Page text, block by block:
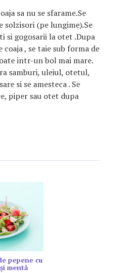
sa nu se sfarame.Se
solzisori (pe lungime).Se
si gogosarii la otet .Dupa
, se taie sub forma de
intr-un bol mai mare.
samburi, uleiul, otetul,
si se amesteca . Se
piper sau otet dupa
pepene cu
mentă